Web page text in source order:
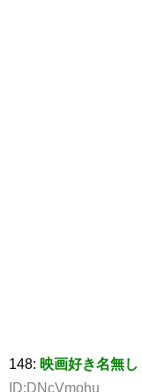
148: 映画好き名無し
ID:DNcVmohu